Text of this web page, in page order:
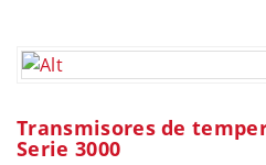
Transmisores de
Serie 3000